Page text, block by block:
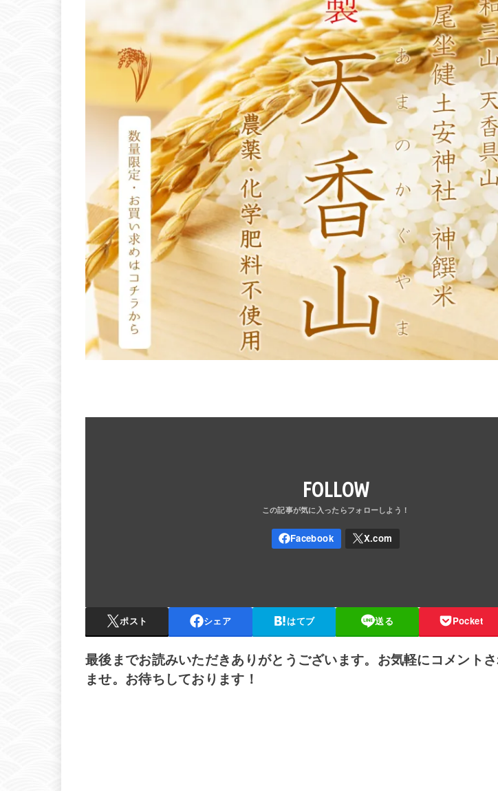
FOLLOW
ポスト シェア はてブ 送る Pocket
最後までお読みいただきありがとうございます。お気軽にコメント
ませ。お待ちしております！